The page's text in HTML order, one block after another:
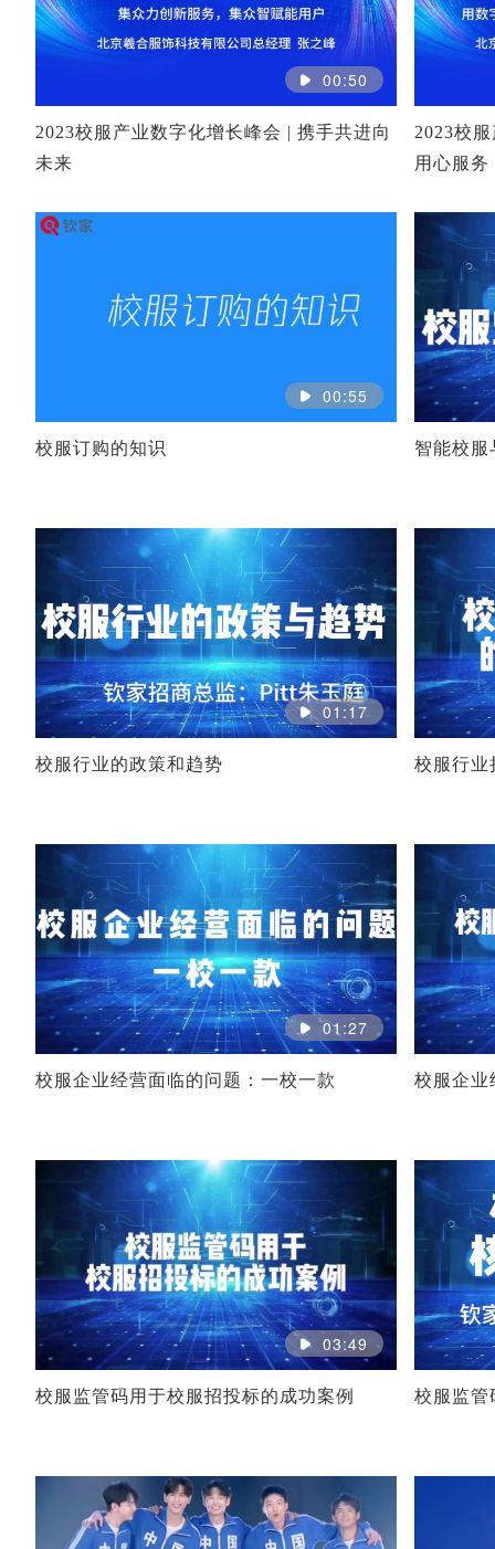
00:50
2023校服产业数字化增长峰会 | 携手共进向
未来
2023校
用心服务
00:55
校服订购的知识 智能校服
01:17
校服行业的政策和趋势 校服行业
01:27
校服企业经营面临的问题：一校一款 校服企业
03:49
校服监管码用于校服招投标的成功案例 校服监管